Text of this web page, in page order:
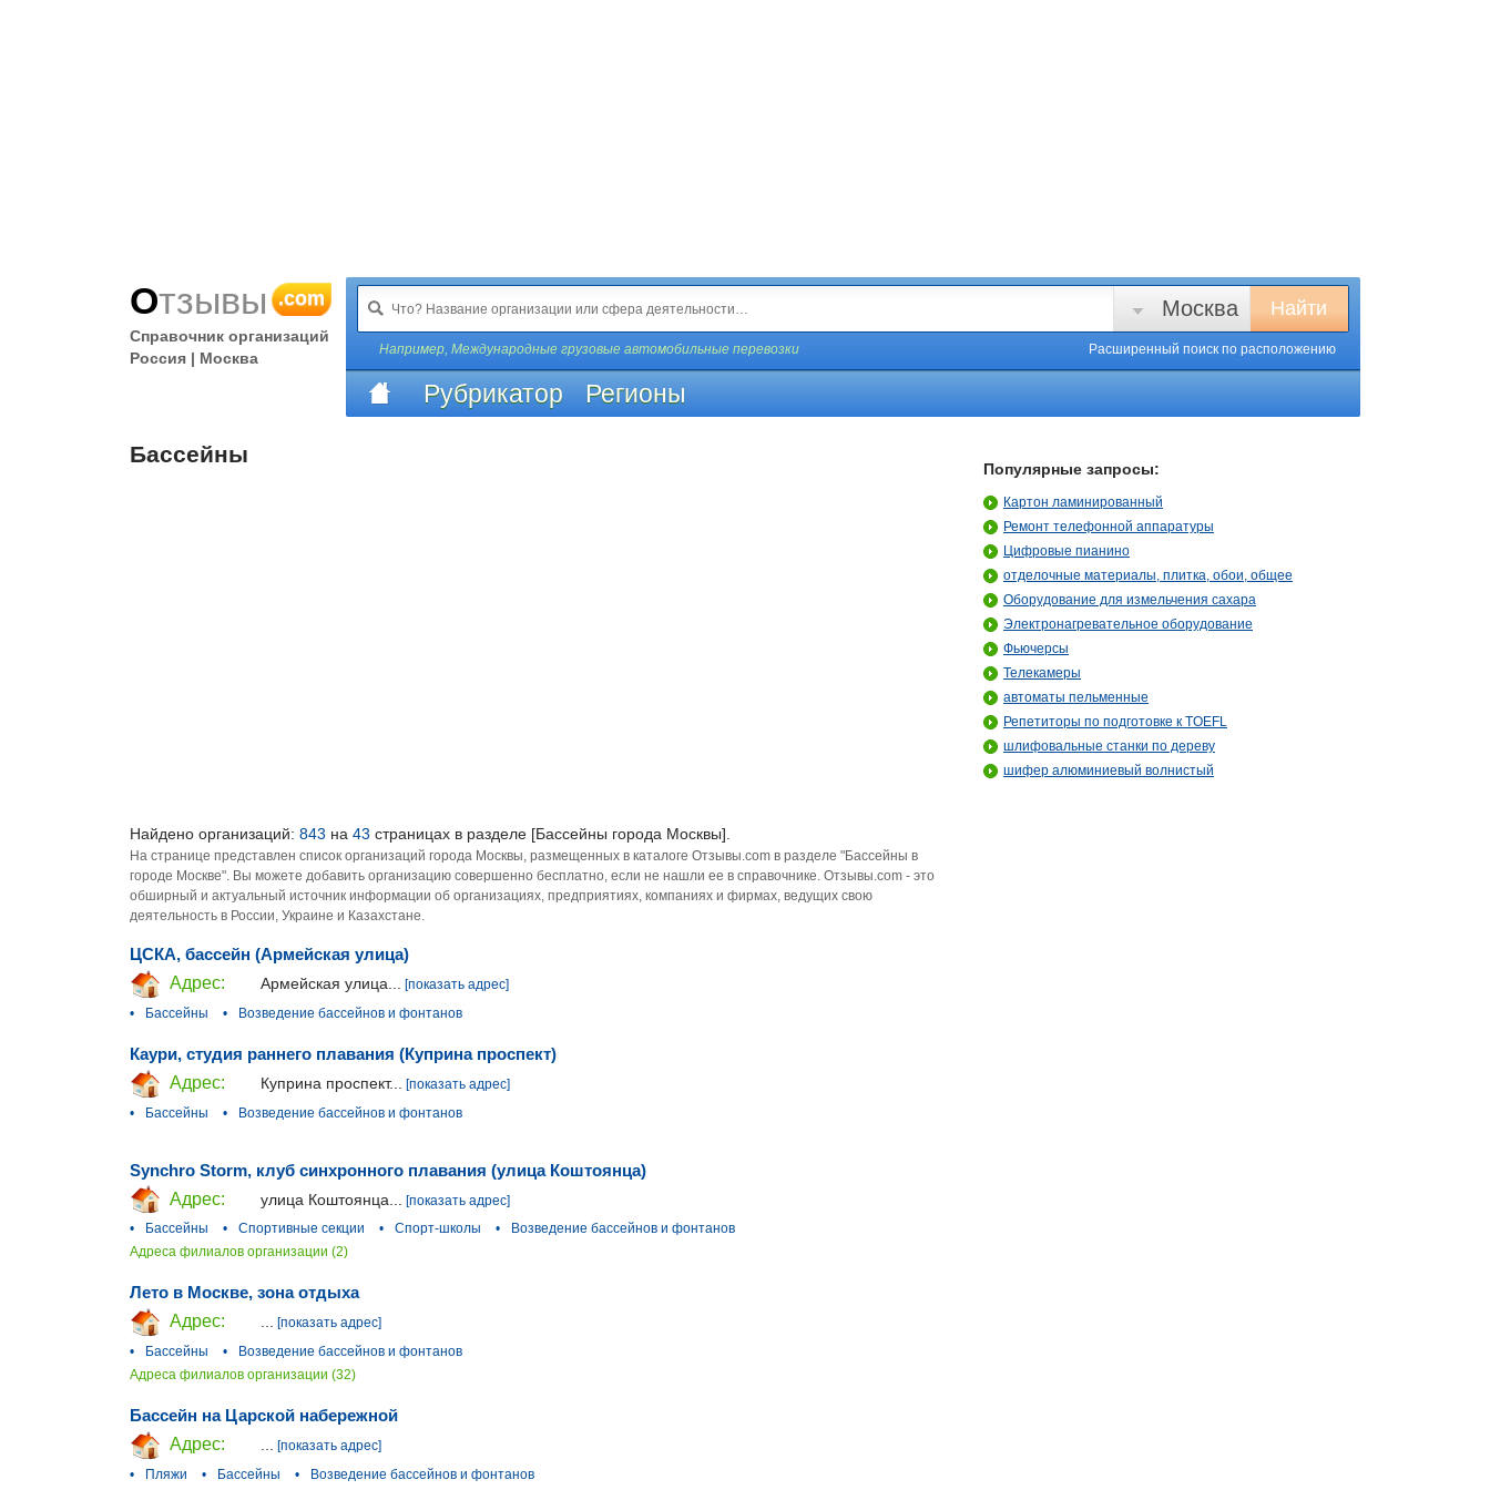
Отзывы .com
Справочник организаций
Россия | Москва
Найти
Москва
Например, Международные грузовые автомобильные перевозки Расширенный поиск по расположению
Рубрикатор Регионы
Бассейны
Найдено организаций: 843 на 43 страницах в разделе [Бассейны города Москвы].
На странице представлен список организаций города Москвы, размещенных в каталоге Отзывы.com в разделе "Бассейны в
городе Москве". Вы можете добавить организацию совершенно бесплатно, если не нашли ее в справочнике. Отзывы.com - это
обширный и актуальный источник информации об организациях, предприятиях, компаниях и фирмах, ведущих свою
деятельность в России, Украине и Казахстане.
ЦСКА, бассейн (Армейская улица)
Адрес:
Армейская улица...
[показать адрес]
•
Бассейны • Возведение бассейнов и фонтанов
Каури, студия раннего плавания (Куприна проспект)
Адрес:
Куприна проспект...
[показать адрес]
•
Бассейны • Возведение бассейнов и фонтанов
Synchro Storm, клуб синхронного плавания (улица Коштоянца)
Адрес:
улица Коштоянца...
[показать адрес]
•
Бассейны • Спортивные секции • Спорт-школы •
Возведение бассейнов и фонтанов
Адреса филиалов организации (2)
Лето в Москве, зона отдыха
Адрес:
... [показать адрес]
•
Бассейны •
Возведение бассейнов и фонтанов
Адреса филиалов организации (32)
Бассейн на Царской набережной
Адрес:
[показать адрес]
•
Пляжи • Бассейны • Возведение бассейнов и фонтанов
Популярные запросы:
Картон ламинированный
Ремонт телефонной аппаратуры
Цифровые пианино
отделочные материалы, плитка, обои, общее
Оборудование для измельчения сахара
Электронагревательное оборудование
Фьючерсы
Телекамеры
автоматы пельменные
Репетиторы по подготовке к TOEFL
шлифовальные станки по дереву
шифер алюминиевый волнистый